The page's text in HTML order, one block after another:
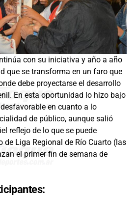
con su iniciativa y año a año
que se transforma en un faro que
debe proyectarse el desarrollo
En esta oportunidad lo hizo bajo
en cuanto a lo
de público, aunque salió
reflejo de lo que se puede
de Liga Regional de Río Cuarto (las
el primer fin de semana de